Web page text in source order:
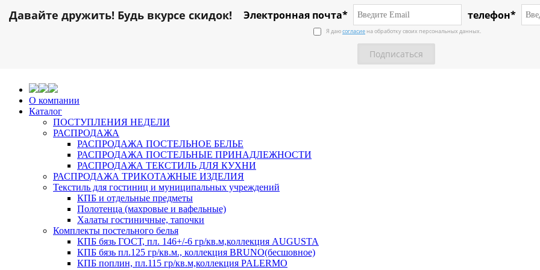
Давайте дружить! Будь вкурсе скидок! Электронная почта* телефон*
Я даюсогласие на обработку своих персональных данных.
О компании
Каталог
ПОСТУПЛЕНИЯ НЕДЕЛИ
РАСПРОДАЖА
РАСПРОДАЖА ПОСТЕЛЬНОЕ БЕЛЬЕ
РАСПРОДАЖА ПОСТЕЛЬНЫЕ ПРИНАДЛЕЖНОСТИ
РАСПРОДАЖА ТЕКСТИЛЬ ДЛЯ КУХНИ
РАСПРОДАЖА ТРИКОТАЖНЫЕ ИЗДЕЛИЯ
Текстиль для гостиниц и муниципальных учреждений
КПБ и отдельные предметы
Полотенца (махровые и вафельные)
Халаты гостиничные, тапочки
Комплекты постельного белья
КПБ бязь ГОСТ, пл. 146+/-6 гр/кв.м,коллекция AUGUSTA
КПБ бязь пл.125 гр/кв.м., коллекция BRUNO(бесшовное)
КПБ поплин, пл.115 гр/кв.м,коллекция PALERMO